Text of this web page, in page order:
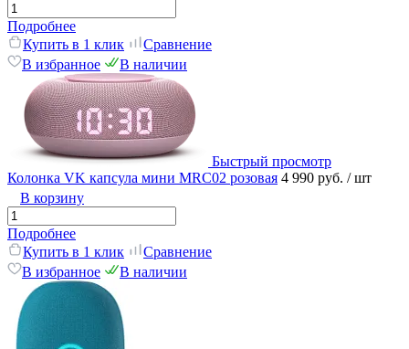
Подробнее
Купить в 1 клик
Сравнение
В избранное
В наличии
Быстрый просмотр
Колонка VK капсула мини MRC02 розовая 4 990 руб. / шт
В корзину
Подробнее
Купить в 1 клик
Сравнение
В избранное
В наличии